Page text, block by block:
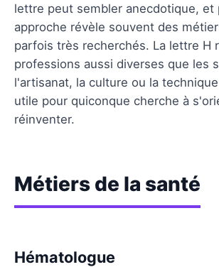
Métiers de l'ingénierie et de la
Métiers de l'hôtellerie et de la
Métiers de l'environnement
Questions fréquentes
lettre peut sembler anecdotique,
approche révèle souvent des
parfois très recherchés. La lettre H
professions aussi diverses que les
l'artisanat, la culture ou la
utile pour quiconque cherche à
réinventer.
Métiers de la santé
Hématologue